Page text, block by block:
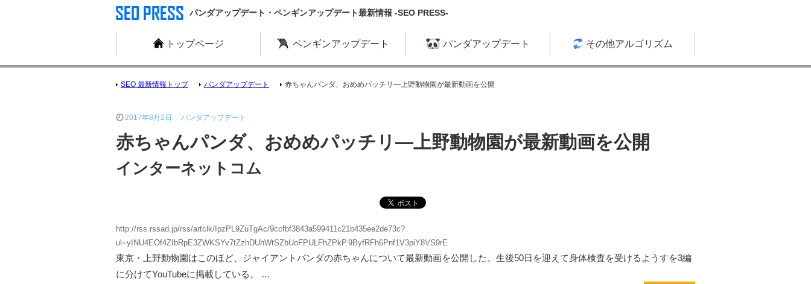
パンダアップデート・ペンギンアップデート最新情報 -SEO PRESS-
トップページ ペンギンアップデート パンダアップデート その他アルゴリズム
SEO 最新情報トップ パンダアップデート 赤ちゃんパンダ、おめめパッチリ―上野動物園が最新動画を公開
2017年8月2日 パンダアップデート
赤ちゃんパンダ、おめめパッチリ―上野動物園が最新動画を公開
インターネットコム
http://rss.rssad.jp/rss/artclk/IpzPL9ZuTgAc/9ccfbf3843a599411c21b435ee2de73c?
ul=yINU4EOf4ZIbRpE3ZWKSYv7tZzhDUhWtSZbUoFPULFhZPkP.9ByfRFh6Pnf1V3piY8VS9rE
東京・上野動物園はこのほど、ジャイアントパンダの赤ちゃんについて最新動画を公開した。生後50日を迎えて身体検査を受けるようすを3編
に分けてYouTubeに掲載している。 …